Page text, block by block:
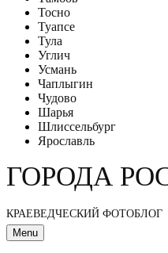
Тосно
Туапсе
Тула
Углич
Усмань
Чаплыгин
Чудово
Шарья
Шлиссельбург
Ярославль
ГОРОДА
КРАЕВЕДЧЕСКИЙ ФОТОБЛОГ
Menu